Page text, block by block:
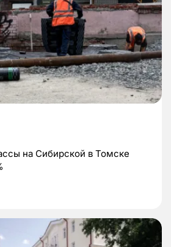
на Сибирской в Томске